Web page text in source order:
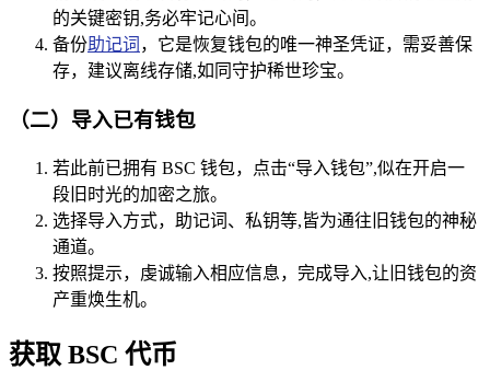
的关键密钥,务必牢记心间。
备份助记词 ，它是恢复钱包的唯一神圣凭证，需妥善保
存，建议离线存储,如同守护稀世珍宝。
（二）导入已有钱包
若此前已拥有 BSC 钱包，点击“导入钱包”,似在开启一
段旧时光的加密之旅。
选择导入方式，助记词、私钥等,皆为通往旧钱包的神秘
通道。
按照提示，虔诚输入相应信息，完成导入,让旧钱包的资
产重焕生机。
获取 BSC 代币